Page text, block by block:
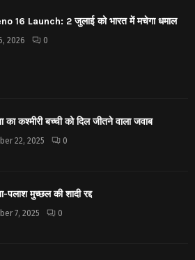
16 Launch: 2 जुलाई को भारत में मचेगा धमाल
2026 0
का कश्मीरी बच्ची को दिल जीतने वाला जवाब
22, 2025 0
पलाश मुच्छल की शादी रद्द
7, 2025 0